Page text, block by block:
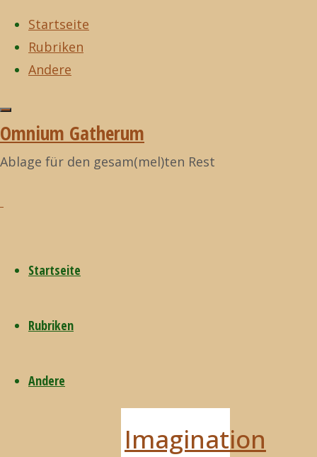
Zum
springen
Startseite
Rubriken
Andere
Omnium Gatherum
Ablage für den gesam(mel)ten Rest
Startseite
Rubriken
Andere
die Kategorie
„TAPP“
Kategorie:
Imagination